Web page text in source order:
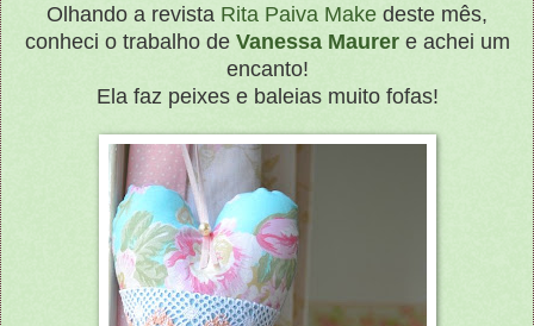
Olhando a revista Rita Paiva Make deste mês,
conheci o trabalho de Vanessa Maurer e achei um
encanto!
Ela faz peixes e baleias muito fofas!